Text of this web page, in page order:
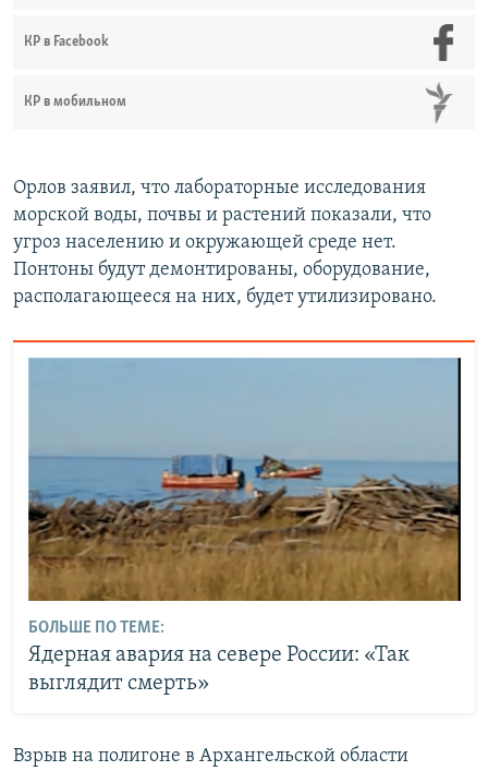
КР в Facebook
КР в мобильном
Орлов заявил, что лабораторные исследования
морской воды, почвы и растений показали, что
угроз населению и окружающей среде нет.
Понтоны будут демонтированы, оборудование,
располагающееся на них, будет утилизировано.
БОЛЬШЕ ПО ТЕМЕ:
Ядерная авария на севере России: «Так
выглядит смерть»
Взрыв на полигоне в Архангельской области